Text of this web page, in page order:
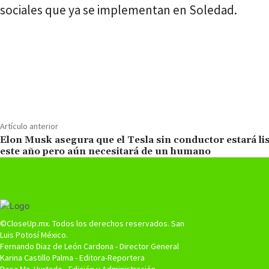
sociales que ya se implementan en Soledad.
Artículo anterior
Elon Musk asegura que el Tesla sin conductor estará
este año pero aún necesitará de un humano
©CloseUp.mx. Todos los derechos reservados. San
Luis Potosí México.
Fernando Diaz de León Cardona - Director General
Karina Castillo Palma - Editora-Reportera